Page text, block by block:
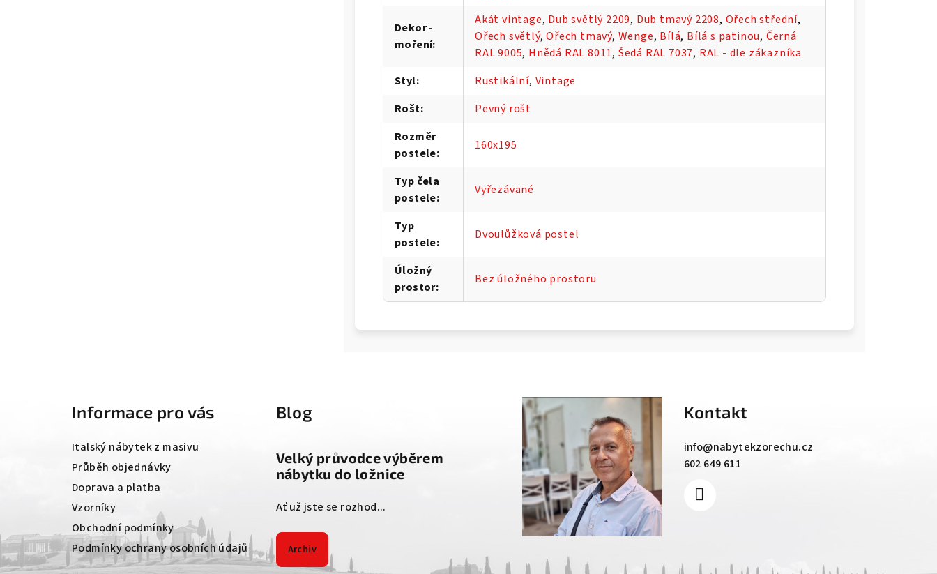
Dekor -
moření:
Akát vintage, Dub světlý 2209, Dub tmavý 2208, Ořech střední,
Ořech světlý,Ořech tmavý, Wenge, Bílá, Bílá s patinou, Černá
RAL 9005, Hnědá RAL 8011, Šedá RAL 7037, RAL - dle zákazníka
Styl: Rustikální, Vintage
Rošt:
Pevný rošt
Rozměr
postele:
160x195
Typ čela
postele:
Vyřezávané
Typ
postele:
Dvoulůžková postel
Úložný
prostor:
Bez úložného prostoru
Informace pro vás
Italský nábytek z masivu
Průběh objednávky
Doprava a platba
Vzorníky
Obchodní podmínky
Podmínky ochrany osobních údajů
Blog
Velký průvodce výběrem
nábytku do ložnice
Ať už jste se rozhod...
Archiv
Kontakt
info@nabytekzorechu.cz
602 649 611